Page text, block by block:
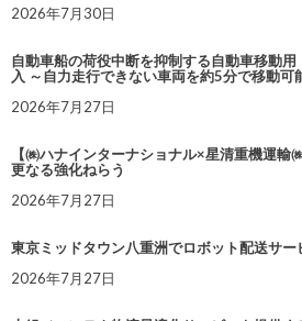
2026年7月30日
自動車船の荷役中断を抑制する自動車移動
入 ～自力走行できない車両を約5分で移動可
2026年7月27日
【㈱ハナインターナショナル×星清重機運輸
更なる強化ねらう
2026年7月27日
東京ミッドタウン八重洲でロボット配送サー
2026年7月27日